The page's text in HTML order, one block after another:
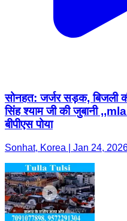
सोनहत: जर्जर सड़क, बिजली
सिंह श्याम जी की जुबानी
बीपीएस पोया
Sonhat, Korea | Jan 24,